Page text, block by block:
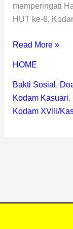
memperingati
HUT ke-6,
Read More »
HOME
Bakti Sosial ,
Kodam Kasuari,
Kodam XVIII/